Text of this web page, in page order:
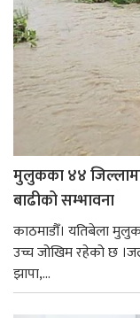
मुलुकका ४४
बाढीको सम्भावना
काठमाडौँ। यतिबेला
उच्च जोखिम रहेको छ
झापा,...